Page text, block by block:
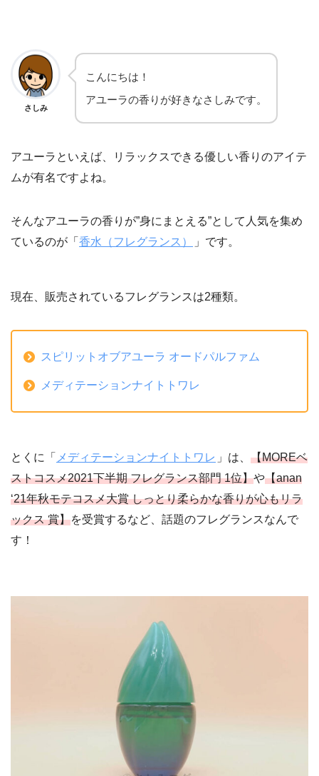
さしみ
こんにちは！
アユーラの香りが好きなさしみです。
アユーラといえば、リラックスできる優しい香りのアイテ
ムが有名ですよね。
そんなアユーラの香りが”身にまとえる”として人気を集め
ているのが「 香水（フレグランス） 」です。
現在、販売されているフレグランスは2種類。
スピリットオブアユーラ オードパルファム
メディテーションナイトトワレ
とくに「 メディテーションナイトトワレ 」は、 【MOREベ
ストコスメ2021下半期 フレグランス部門 1位】や【anan
‘21年秋モテコスメ大賞 しっとり柔らかな香りが心もリラ
ックス 賞】を受賞するなど、話題のフレグランスなんで
す！